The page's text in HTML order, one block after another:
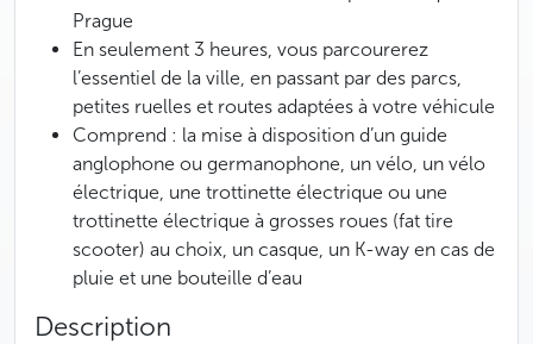
Prague
En seulement 3 heures, vous parcourerez
l’essentiel de la ville, en passant par des parcs,
petites ruelles et routes adaptées à votre véhicule
Comprend : la mise à disposition d’un guide
anglophone ou germanophone, un vélo, un vélo
électrique, une trottinette électrique ou une
trottinette électrique à grosses roues (fat tire
scooter) au choix, un casque, un K-way en cas de
pluie et une bouteille d’eau
Description